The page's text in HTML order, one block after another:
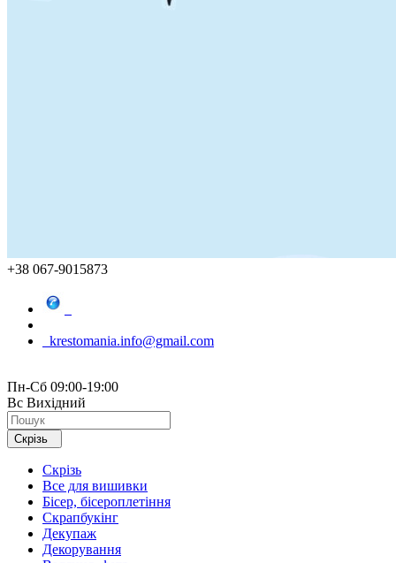
+38 067-9015873
krestomania.info@gmail.com
Пн-Сб 09:00-19:00
Вс Вихідний
Скрізь
Скрізь
Все для вишивки
Бісер, бісероплетіння
Скрапбукінг
Декупаж
Декорування